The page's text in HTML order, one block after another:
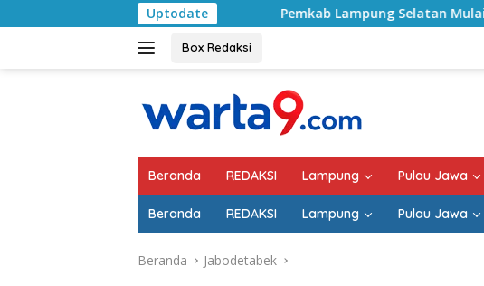
ke
Uptodate
Pemkab Lampung Selatan Mulai Tangani Jalan RA
Box Redaksi
Beranda REDAKSI Lampung Pulau Jawa
Beranda REDAKSI Lampung Pulau Jawa
Beranda Jabodetabek